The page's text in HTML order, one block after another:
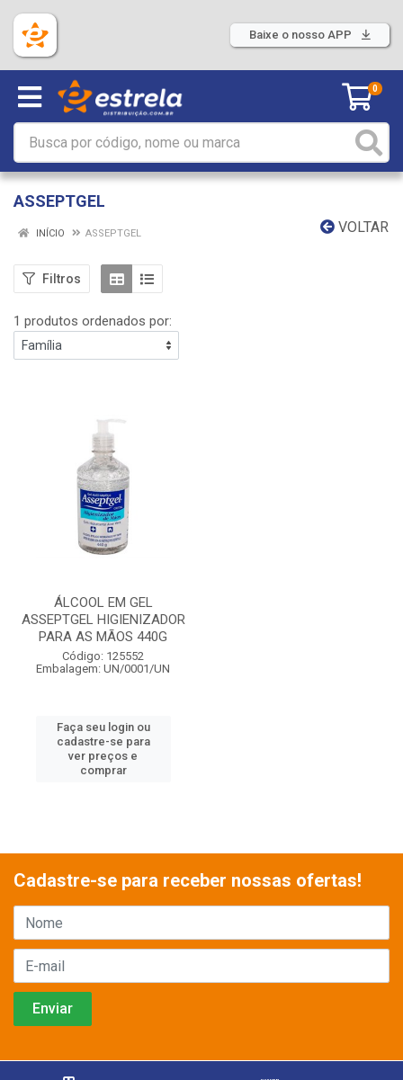
Baixe o nosso APP
0
ASSEPTGEL
VOLTAR
INÍCIO ASSEPTGEL
Filtros
1 produtos ordenados por:
ÁLCOOL EM GEL
ASSEPTGEL HIGIENIZADOR
PARA AS MÃOS 440G
Código: 125552
Embalagem: UN/0001/UN
Faça seu login ou
cadastre-se para
ver preços e
comprar
Cadastre-se para receber nossas ofertas!